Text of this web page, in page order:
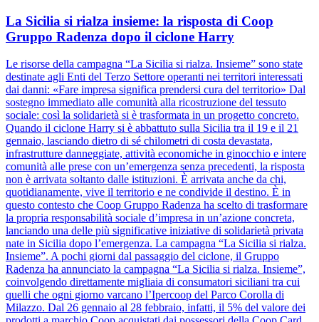
La Sicilia si rialza insieme: la risposta di Coop
Gruppo Radenza dopo il ciclone Harry
Le risorse della campagna “La Sicilia si rialza. Insieme” sono state
destinate agli Enti del Terzo Settore operanti nei territori interessati
dai danni: «Fare impresa significa prendersi cura del territorio» Dal
sostegno immediato alle comunità alla ricostruzione del tessuto
sociale: così la solidarietà si è trasformata in un progetto concreto.
Quando il ciclone Harry si è abbattuto sulla Sicilia tra il 19 e il 21
gennaio, lasciando dietro di sé chilometri di costa devastata,
infrastrutture danneggiate, attività economiche in ginocchio e intere
comunità alle prese con un’emergenza senza precedenti, la risposta
non è arrivata soltanto dalle istituzioni. È arrivata anche da chi,
quotidianamente, vive il territorio e ne condivide il destino. È in
questo contesto che Coop Gruppo Radenza ha scelto di trasformare
la propria responsabilità sociale d’impresa in un’azione concreta,
lanciando una delle più significative iniziative di solidarietà privata
nate in Sicilia dopo l’emergenza. La campagna “La Sicilia si rialza.
Insieme”. A pochi giorni dal passaggio del ciclone, il Gruppo
Radenza ha annunciato la campagna “La Sicilia si rialza. Insieme”,
coinvolgendo direttamente migliaia di consumatori siciliani tra cui
quelli che ogni giorno varcano l’Ipercoop del Parco Corolla di
Milazzo. Dal 26 gennaio al 28 febbraio, infatti, il 5% del valore dei